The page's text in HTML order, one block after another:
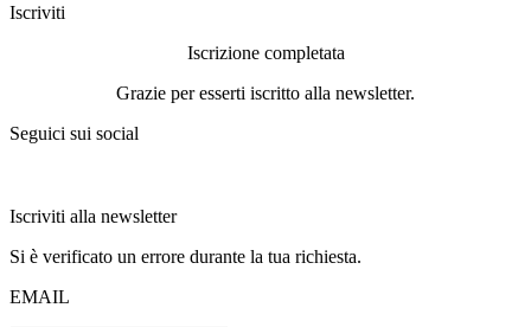
Iscriviti
Iscrizione completata
Grazie per esserti iscritto alla newsletter.
Seguici sui social
Iscriviti alla newsletter
Si è verificato un errore durante la tua richiesta.
EMAIL